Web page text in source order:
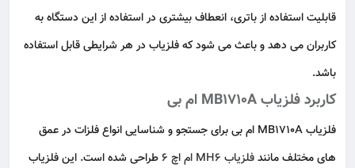
قابلیت استفاده از باتری، انعطاف بیشتری در استفاده از این دستگاه به
کاربران می‌ دهد و باعث می‌ شود که فلزیاب در هر شرایطی قابل استفاده
باشد.
کاربرد فلزیاب MB1710A ام بی
فلزیاب MB1710A ام بی برای جستجو و شناسایی انواع فلزات در عمق‌
های مختلف مانندفلزیاب MH6 ام اچ 6
طراحی شده است. این فلزیاب